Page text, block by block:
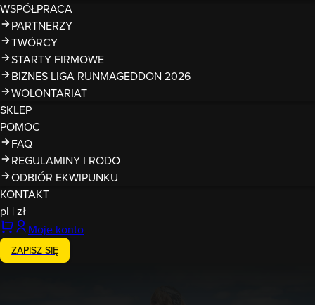
WSPÓŁPRACA
PARTNERZY
TWÓRCY
STARTY FIRMOWE
BIZNES LIGA RUNMAGEDDON 2026
WOLONTARIAT
SKLEP
POMOC
FAQ
REGULAMINY I RODO
ODBIÓR EKWIPUNKU
KONTAKT
pl |zł
Moje konto
ZAPISZ SIĘ